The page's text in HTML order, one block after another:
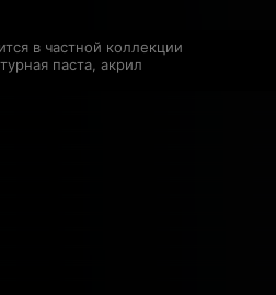
в частной коллекции
паста, акрил